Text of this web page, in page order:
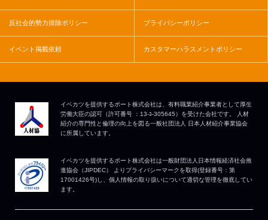
反社会的勢力排除ポリシー プライバシーポリシー
イベント掲載依頼 カスタマーハラスメントポリシー